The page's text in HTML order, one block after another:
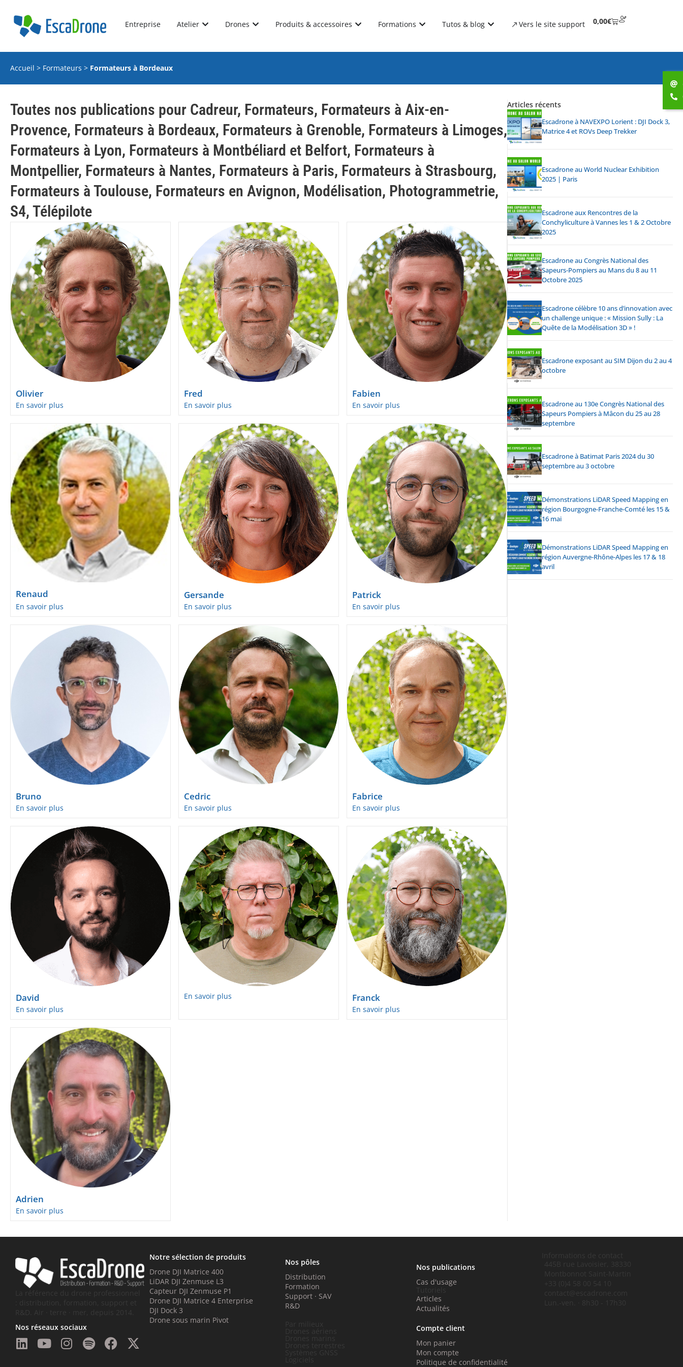
Entreprise Atelier Drones Produits & accessoires Formations Tutos & blog Vers le site support 0,00€
Accueil > Formateurs > Formateurs à Bordeaux
Toutes nos publications pour Cadreur, Formateurs, Formateurs à Aix-en-
Provence, Formateurs à Bordeaux, Formateurs à Grenoble, Formateurs à Limoges,
Formateurs à Lyon, Formateurs à Montbéliard et Belfort, Formateurs à
Montpellier, Formateurs à Nantes, Formateurs à Paris, Formateurs à Strasbourg,
Formateurs à Toulouse, Formateurs en Avignon, Modélisation, Photogrammetrie,
S4, Télépilote
Olivier
En savoir plus
Fred
En savoir plus
Fabien
En savoir plus
Renaud
En savoir plus
Gersande
En savoir plus
Patrick
En savoir plus
Bruno
En savoir plus
Cedric
En savoir plus
Fabrice
En savoir plus
David
En savoir plus
En savoir plus Franck
En savoir plus
Adrien
En savoir plus
Articles récents
Escadrone à NAVEXPO Lorient : DJI Dock 3,
Matrice 4 et ROVs Deep Trekker
Escadrone au World Nuclear Exhibition
2025 | Paris
Escadrone aux Rencontres de la
Conchyliculture à Vannes les 1 & 2 Octobre
2025
Escadrone au Congrès National des
Sapeurs-Pompiers au Mans du 8 au 11
Octobre 2025
Escadrone célèbre 10 ans d’innovation avec
un challenge unique : « Mission Sully : La
Quête de la Modélisation 3D » !
Escadrone exposant au SIM Dijon du 2 au 4
octobre
Escadrone au 130e Congrès National des
Sapeurs Pompiers à Mâcon du 25 au 28
septembre
Escadrone à Batimat Paris 2024 du 30
septembre au 3 octobre
Démonstrations LiDAR Speed Mapping en
région Bourgogne-Franche-Comté les 15 &
16 mai
Démonstrations LiDAR Speed Mapping en
région Auvergne-Rhône-Alpes les 17 & 18
avril
R&D. Air · terre · mer, depuis 2014.
Nos réseaux sociaux
Notre sélection de produits
Drone DJI Matrice 400
LiDAR DJI Zenmuse L3
Capteur DJI Zenmuse P1
Drone DJI Matrice 4 Enterprise
DJI Dock 3
Drone sous marin Pivot
Nos pôles
Distribution
Formation
Support · SAV
R&D
Systèmes GNSS
Nos publications
Cas d'usage
Articles
Actualités
Compte client
Mon panier
Mon compte
Politique de confidentialité
445B rue Lavoisier, 38330
+33 (0)4 58 00 54 10
Lun.-ven. · 8h30 - 17h30